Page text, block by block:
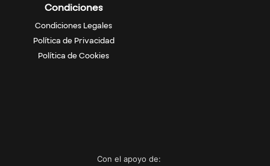
Condiciones
Condiciones Legales
Política de Privacidad
Política de Cookies
Con el apoyo de: